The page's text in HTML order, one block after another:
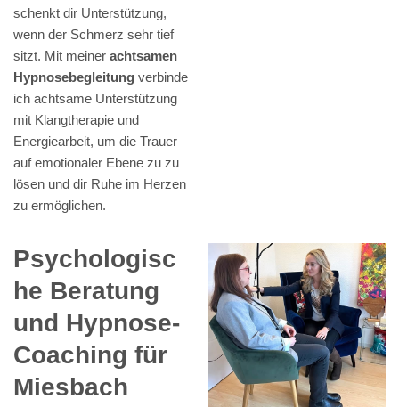
schenkt dir Unterstützung,
wenn der Schmerz sehr tief
sitzt. Mit meiner achtsamen
Hypnosebegleitung verbinde
ich achtsame Unterstützung
mit Klangtherapie und
Energiearbeit, um die Trauer
auf emotionaler Ebene zu zu
lösen und dir Ruhe im Herzen
zu ermöglichen.
Psychologisc
he Beratung
und Hypnose-
Coaching für
Miesbach